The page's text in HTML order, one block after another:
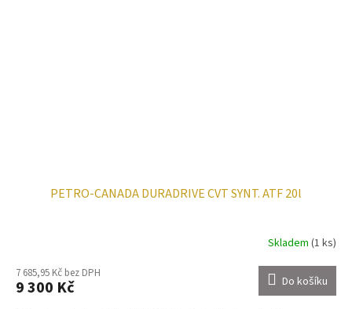
PETRO-CANADA DURADRIVE CVT SYNT. ATF 20l
Skladem (1 ks)
7 685,95 Kč bez DPH
9 300 Kč Do košíku